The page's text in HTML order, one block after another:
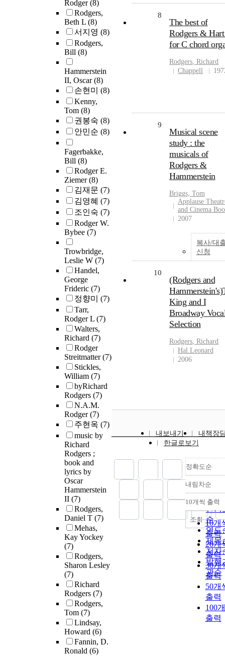
Rodger(8)
Rodgers,
Beth L (8)
서지영 (8)
Rodgers,
Bill (8)
Hammerstein
II, Oscar(8)
손현미 (8)
Kenny,
Tom (8)
권봉숙 (8)
안민순 (8)
Fagerbakke,
Bill (8)
Rodger E.
Ziemer(8)
김재문 (7)
김영혜 (7)
조인숙 (7)
Rodger W.
Bybee (7)
Trowbridge,
Leslie W (7)
Handel,
George
Frideric (7)
정향미 (7)
Tarr,
Rodger L (7)
Walters,
Richard (7)
Rodger
Streitmatter(7)
Stickles,
William (7)
byRichard
Rodgers (7)
N.A.M.
Rodger(7)
주현옥 (7)
music by
Richard
Rodgers ;
book and
lyrics by
Oscar
Hammerstein
II (7)
Rodgers,
Daniel T (7)
Mehas,
Kay Yockey
(7)
Rodgers,
Sharon Lesley
(7)
Richard
Rodgers (7)
Rodgers,
Tom (7)
Lindsay,
Howard (6)
Fannin, D.
Ronald (6)
8
The best of
Rodgers &
for C chord
Rodgers, Richard
Chappell
9
Musical scene
study : the
musicals of
Rodgers &
Hammerstein
Briggs, Tom
Applause
and Cinema
2007
복사/대
신청
10
(Rodgers and
King and I
Broadway
Selection
Rodgers, Richard
Hal.Leonard
2006
내보내기
내책장
한글로보기
정확도순
정확
순
인기
순
연도
제목
저자
발행
관순
내림차순
내림
10개씩 출력
10개
출력
20개
출력
30개
출력
50개
출력
100
출력
조회